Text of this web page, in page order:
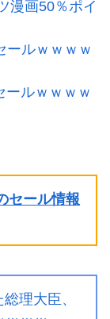
漫画50％ポイ
ールｗｗｗｗ
ールｗｗｗｗ
セール情報
理大臣、